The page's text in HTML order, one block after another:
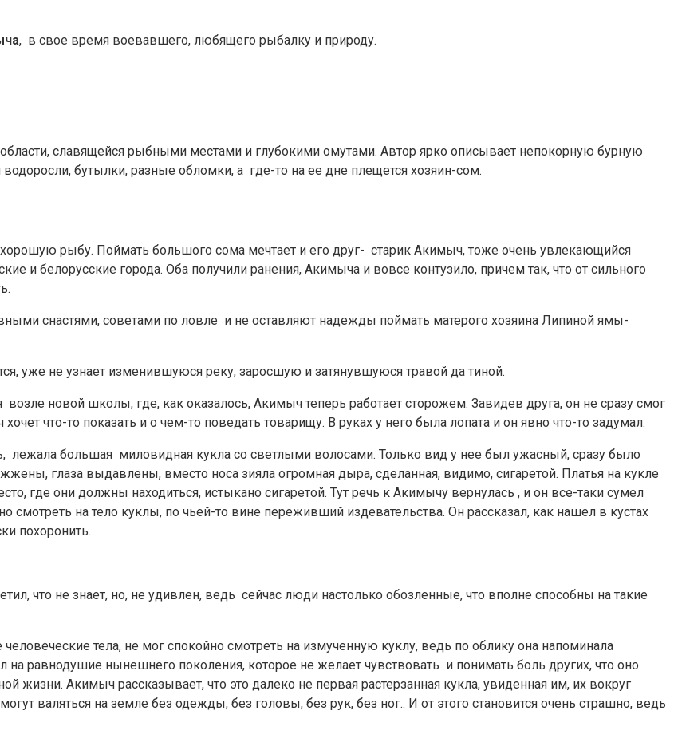
, в свое время воевавшего, любящего рыбалку и природу.
славящейся рыбными местами и глубокими омутами. Автор ярко описывает непокорную бурную
бутылки, разные обломки, а где-то на ее дне плещется хозяин-сом.
рыбу. Поймать большого сома мечтает и его друг- старик Акимыч, тоже очень увлекающийся
и белорусские города. Оба получили ранения, Акимыча и вовсе контузило, причем так, что от сильного
снастями, советами по ловле и не оставляют надежды поймать матерого хозяина Липиной ямы-
уже не узнает изменившуюся реку, заросшую и затянувшуюся травой да тиной.
новой школы, где, как оказалось, Акимыч теперь работает сторожем. Завидев друга, он не сразу смог
что-то показать и о чем-то поведать товарищу. В руках у него была лопата и он явно что-то задумал.
лежала большая миловидная кукла со светлыми волосами. Только вид у нее был ужасный, сразу было
глаза выдавлены, вместо носа зияла огромная дыра, сделанная, видимо, сигаретой. Платья на кукле
где они должны находиться, истыкано сигаретой. Тут речь к Акимычу вернулась , и он все-таки сумел
смотреть на тело куклы, по чьей-то вине переживший издевательства. Он рассказал, как нашел в кустах
похоронить.
что не знает, но, не удивлен, ведь сейчас люди настолько обозленные, что вполне способны на такие
тела, не мог спокойно смотреть на измученную куклу, ведь по облику она напоминала
равнодушие нынешнего поколения, которое не желает чувствовать и понимать боль других, что оно
жизни. Акимыч рассказывает, что это далеко не первая растерзанная кукла, увиденная им, их вокруг
валяться на земле без одежды, без головы, без рук, без ног.. И от этого становится очень страшно, ведь